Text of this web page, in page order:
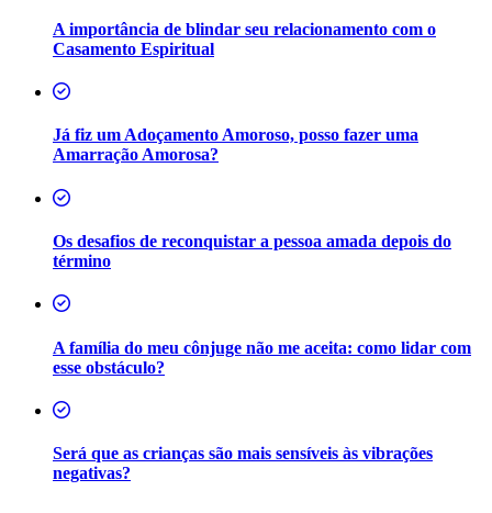
A importância de blindar seu relacionamento com o
Casamento Espiritual
Já fiz um Adoçamento Amoroso, posso fazer uma
Amarração Amorosa?
Os desafios de reconquistar a pessoa amada depois do
término
A família do meu cônjuge não me aceita: como lidar com
esse obstáculo?
Será que as crianças são mais sensíveis às vibrações
negativas?